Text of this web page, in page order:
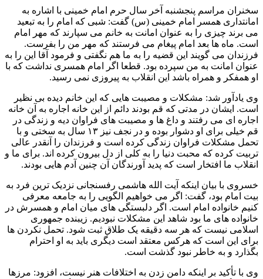
سخنران مراسم پنجشنبه آخر سال حرم امام خمینی با اشاره به
امانتداری همسر امام خمینی (س) گفت: شبی که امام را به تبعید
می برند چیزی را به عنوان امانت به خانم می سپارند که مهر امام
است. ماه ها بعد امام پیغام می فرستند که مهر من را بفرست.
فرزندان می گویند این قضیه را به ما هم نگفتی و فرمود آقا این را به
عنوان امانت به من سپرده بود. قطعا اگر امام همسری نداشت که با
او همفکر و همراه باشد این انقلاب به پیروزی نمی رسید.
وی یادآور شد: مشکلات و مصیبت هایی که این خانم دیده بی نظیر
است. ایشان در مدتی که قم بودند دائم از این خانه اجاره به آن خانه
اجاره ای می رفتند و داغ ها و مصیبت های فراوان دیه و زندگی در
قم خیلی برای او دشوار بوده و در نجف نیز ۱۳ سال به سختی و با
تحمل مشکلات فراوان زندگی کرده است و فرزندان را آنقدر عالی
تربیت کرده که محبت دنیا را به کلی از دل بیرون کرده اند. برای ما و
انقلاب ما افتخار است که پدید آورندگان آن چنین آدم هایی بودند.
خسروی با بیان اینکه آیت الله هاشمی رفسنجانی نزدیک ترین فرد به
بیت امام بود، گفت: اگر می خواهیم الگویی را به جامعه معرفی
کنیم خانواده امام است. اگر دلبستگی های میان امام و همسرش در
خانواده های ما بود شاهد این مشکلات نبودیم. زیبنده جمهوری
اسلامی نیست که هر سه دقیقه یک طلاق ثبت شود. تحمل نکردن ها
برای این است که هرکس معتقد است دیگری باید به او احترام
بگذارد و به خاطر نبود گذشت است.
وی با تأکید بر اینکه دامن زدن به اختلافات هنر نیست، افزود: مرزها